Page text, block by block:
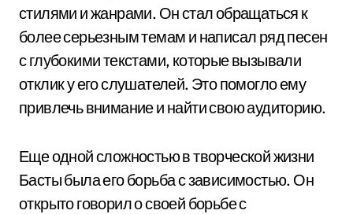
стилями и жанрами. Он стал обращаться к
более серьезным темам и написал ряд песен
с глубокими текстами, которые вызывали
отклик у его слушателей. Это помогло ему
привлечь внимание и найти свою аудиторию.
Еще одной сложностью в творческой жизни
Басты была его борьба с зависимостью. Он
открыто говорил о своей борьбе с